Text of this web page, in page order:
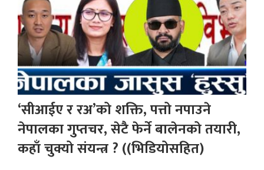
‘सीआईए र रअ’को शक्ति, पत्तो नपाउने
नेपालका गुप्तचर, सेटै फेर्ने बालेनको तयारी,
कहाँ चुक्यो संयन्त्र ? ((भिडियोसहित)